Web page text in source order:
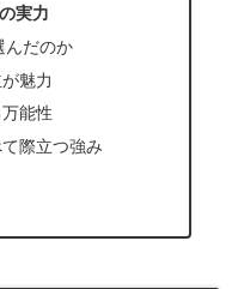
実力
んだのか
魅力
能性
際立つ強み